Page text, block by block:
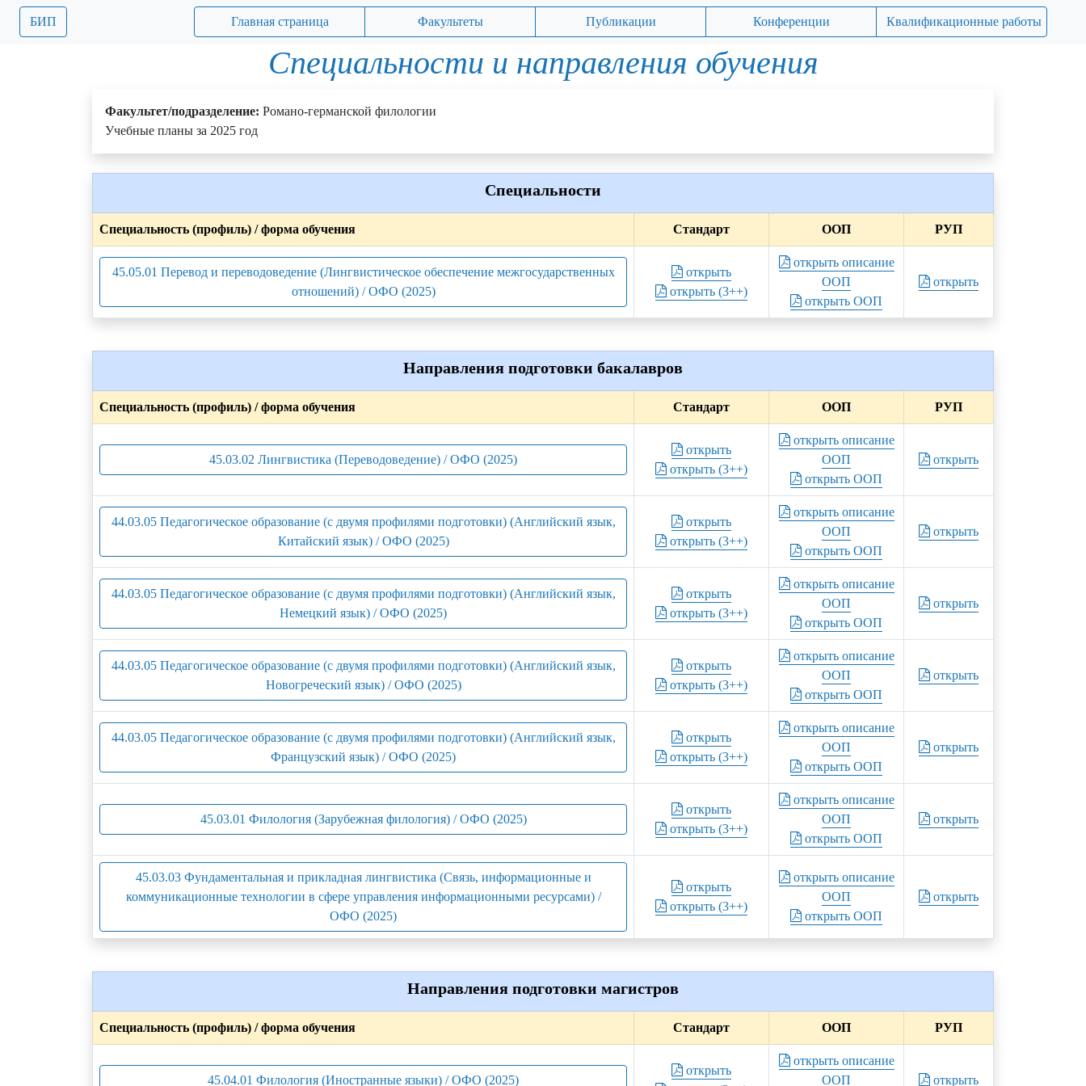
БИП Главная страница Факультеты Публикации Конференции Квалификационные работы
Специальности и направления обучения
Факультет/подразделение: Романо-германской филологии
Учебные планы за 2025 год
Специальности
Специальность (профиль) / форма обучения Стандарт ООП РУП
45.05.01 Перевод и переводоведение (Лингвистическое обеспечение межгосударственных
отношений) / ОФО (2025)
открыть
открыть (3++)
открыть описание
ООП
открыть ООП
открыть
Направления подготовки бакалавров
Специальность (профиль) / форма обучения Стандарт ООП РУП
45.03.02 Лингвистика (Переводоведение) / ОФО (2025)
открыть
открыть (3++)
открыть описание
ООП
открыть ООП
открыть
44.03.05 Педагогическое образование (с двумя профилями подготовки) (Английский язык,
Китайский язык) / ОФО (2025)
открыть
открыть (3++)
открыть описание
ООП
открыть ООП
открыть
44.03.05 Педагогическое образование (с двумя профилями подготовки) (Английский язык,
Немецкий язык) / ОФО (2025)
открыть
открыть (3++)
открыть описание
ООП
открыть ООП
открыть
44.03.05 Педагогическое образование (с двумя профилями подготовки) (Английский язык,
Новогреческий язык) / ОФО (2025)
открыть
открыть (3++)
открыть описание
ООП
открыть ООП
открыть
44.03.05 Педагогическое образование (с двумя профилями подготовки) (Английский язык,
Французский язык) / ОФО (2025)
открыть
открыть (3++)
открыть описание
ООП
открыть ООП
открыть
45.03.01 Филология (Зарубежная филология) / ОФО (2025)
открыть
открыть (3++)
открыть описание
ООП
открыть ООП
открыть
45.03.03 Фундаментальная и прикладная лингвистика (Связь, информационные и
коммуникационные технологии в сфере управления информационными ресурсами) /
ОФО (2025)
открыть
открыть (3++)
открыть описание
ООП
открыть ООП
открыть
Направления подготовки магистров
Специальность (профиль) / форма обучения Стандарт ООП РУП
45.04.01 Филология (Иностранные языки) / ОФО (2025)
открыть
открыть описание
ООП
открыть